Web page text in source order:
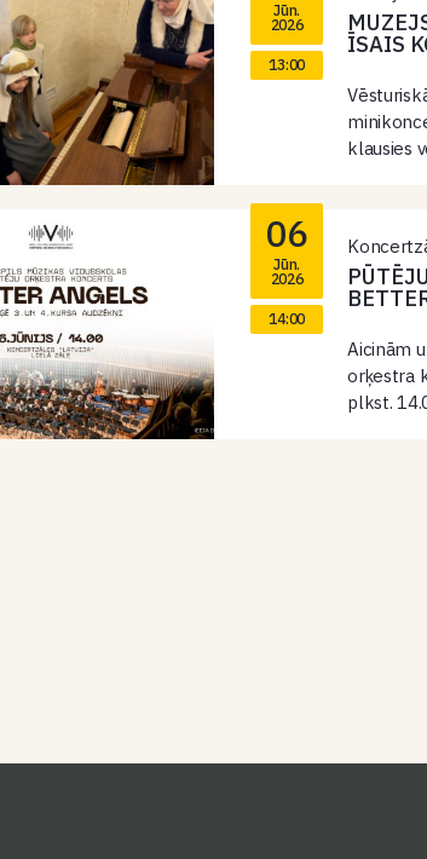
Jūn.
2026
13:00
ĪSAIS
klausies
06
Jūn.
2026
14:00
Aicinām
orķestra
plkst.